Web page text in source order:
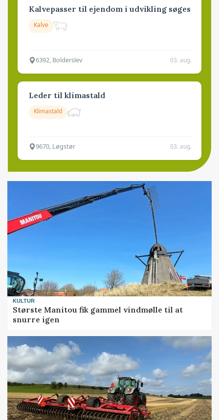
Kalvepasser til ejendom i udvikling søges
Kalve
6392, Bolderslev 03. aug.
Leder til klimastald
Klimastald
9670, Løgstør 03. aug.
KULTUR
Største Manitou fik gammel vindmølle til at
snurre igen